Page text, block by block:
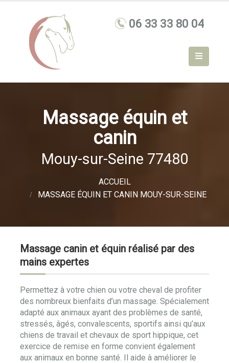
Massage équin et
canin
Mouy-sur-Seine 77480
ACCUEIL
MASSAGE ÉQUIN ET CANIN MOUY-SUR-SEINE
Massage canin et équin réalisé par des
mains expertes
Permettez à votre chien ou votre cheval de profiter
des nombreux bienfaits d’un massage. Spécialement
adapté aux animaux ayant des problèmes de santé,
stressés, âgés, convalescents, sportifs ainsi qu’aux
chiens de travail et chevaux de sport hippique, cet
exercice de remise en forme convient également
aux animaux en bonne santé. Il aide à améliorer le